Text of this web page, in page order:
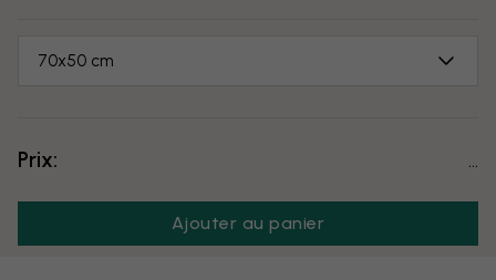
70x50 cm
Prix:
Ajouter au panier